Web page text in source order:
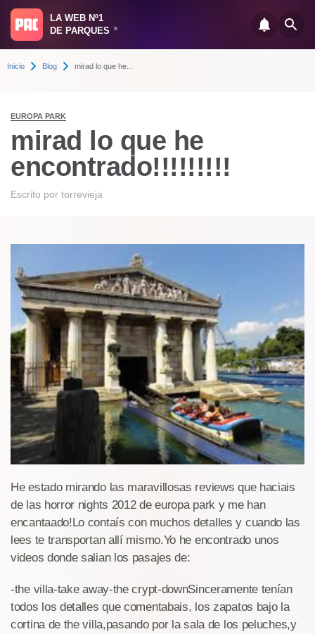
LA WEB Nº1
DE PARQUES
®
Inicio Blog mirad lo que he...
EUROPA PARK
mirad lo que he
encontrado!!!!!!!!!
Escrito por torrevieja
He estado mirando las maravillosas reviews que haciais
de las horror nights 2012 de europa park y me han
encantaado!Lo contaís con muchos detalles y cuando las
lees te transportan allí mismo.Yo he encontrado unos
videos donde salian los pasajes de:
-the villa-take away-the crypt-downSinceramente tenían
todos los detalles que comentabais, los zapatos bajo la
cortina de the villa,pasando por la sala de los peluches,y